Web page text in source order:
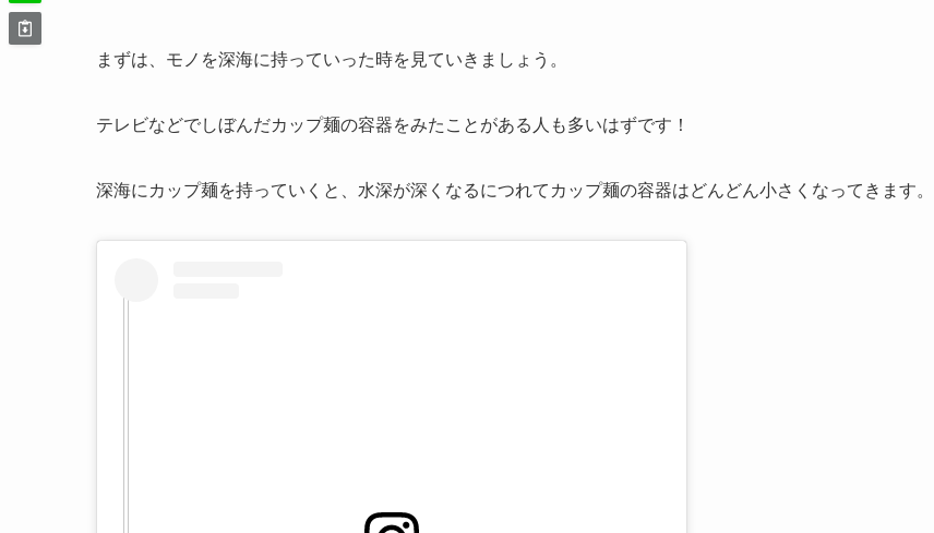
まずは、モノを深海に持っていった時を見ていきましょう。
テレビなどでしぼんだカップ麺の容器をみたことがある人も多いはずです！
深海にカップ麺を持っていくと、水深が深くなるにつれてカップ麺の容器はどんどん小さくなってきます。